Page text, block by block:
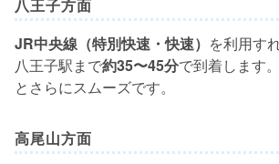
八王子方面
JR中央線（特別快速・快速） を利用す
八王子駅まで約35〜45分で到着します
とさらにスムーズです。
高尾山方面